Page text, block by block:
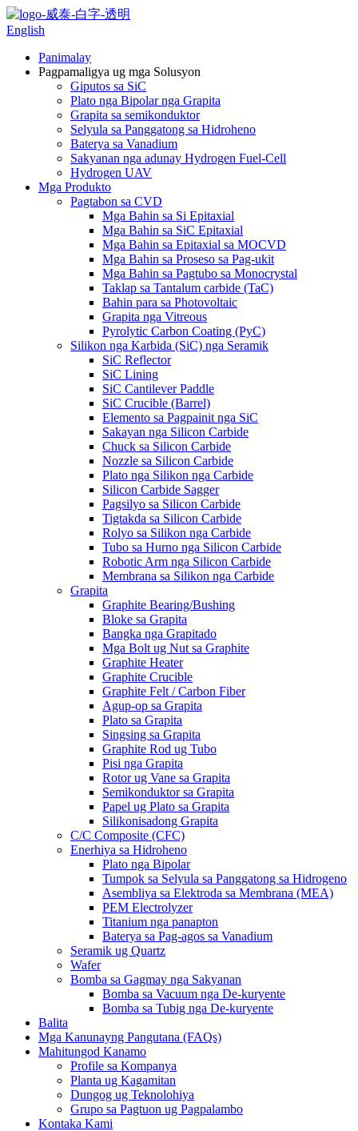
English
Panimalay
Pagpamaligya ug mga Solusyon
Giputos sa SiC
Plato nga Bipolar nga Grapita
Grapita sa semikonduktor
Selyula sa Panggatong sa Hidroheno
Baterya sa Vanadium
Sakyanan nga adunay Hydrogen Fuel-Cell
Hydrogen UAV
Mga Produkto
Pagtabon sa CVD
Mga Bahin sa Si Epitaxial
Mga Bahin sa SiC Epitaxial
Mga Bahin sa Epitaxial sa MOCVD
Mga Bahin sa Proseso sa Pag-ukit
Mga Bahin sa Pagtubo sa Monocrystal
Taklap sa Tantalum carbide (TaC)
Bahin para sa Photovoltaic
Grapita nga Vitreous
Pyrolytic Carbon Coating (PyC)
Silikon nga Karbida (SiC) nga Seramik
SiC Reflector
SiC Lining
SiC Cantilever Paddle
SiC Crucible (Barrel)
Elemento sa Pagpainit nga SiC
Sakayan nga Silicon Carbide
Chuck sa Silicon Carbide
Nozzle sa Silicon Carbide
Plato nga Silikon nga Carbide
Silicon Carbide Sagger
Pagsilyo sa Silicon Carbide
Tigtakda sa Silicon Carbide
Rolyo sa Silikon nga Carbide
Tubo sa Hurno nga Silicon Carbide
Robotic Arm nga Silicon Carbide
Membrana sa Silikon nga Carbide
Grapita
Graphite Bearing/Bushing
Bloke sa Grapita
Bangka nga Grapitado
Mga Bolt ug Nut sa Graphite
Graphite Heater
Graphite Crucible
Graphite Felt / Carbon Fiber
Agup-op sa Grapita
Plato sa Grapita
Singsing sa Grapita
Graphite Rod ug Tubo
Pisi nga Grapita
Rotor ug Vane sa Grapita
Semikonduktor sa Grapita
Papel ug Plato sa Grapita
Silikonisadong Grapita
C/C Composite (CFC)
Enerhiya sa Hidroheno
Plato nga Bipolar
Tumpok sa Selyula sa Panggatong sa Hidrogeno
Asembliya sa Elektroda sa Membrana (MEA)
PEM Electrolyzer
Titanium nga panapton
Baterya sa Pag-agos sa Vanadium
Seramik ug Quartz
Wafer
Bomba sa Gagmay nga Sakyanan
Bomba sa Vacuum nga De-kuryente
Bomba sa Tubig nga De-kuryente
Balita
Mga Kanunayng Pangutana (FAQs)
Mahitungod Kanamo
Profile sa Kompanya
Planta ug Kagamitan
Dungog ug Teknolohiya
Grupo sa Pagtuon ug Pagpalambo
Kontaka Kami